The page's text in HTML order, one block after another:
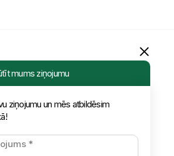
mums ziņojumu
ziņojumu un mēs atbildēsim
Informācija
Pieprasījums
un piegāde